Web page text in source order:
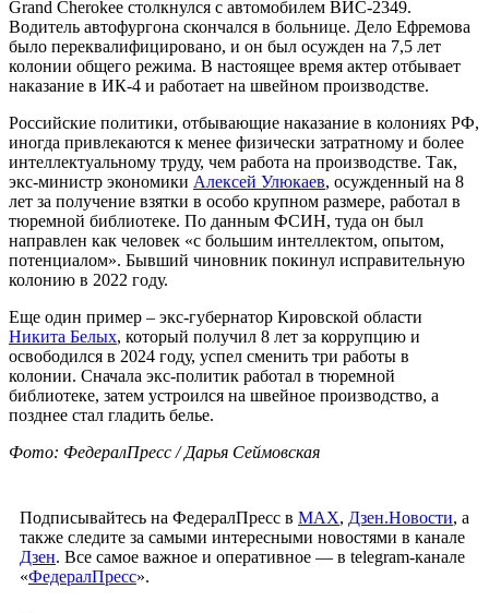
Grand Cherokee столкнулся с автомобилем ВИС-2349.
Водитель автофургона скончался в больнице. Дело Ефремова
было переквалифицировано, и он был осужден на 7,5 лет
колонии общего режима. В настоящее время актер отбывает
наказание в ИК-4 и работает на швейном производстве.
Российские политики, отбывающие наказание в колониях РФ,
иногда привлекаются к менее физически затратному и более
интеллектуальному труду, чем работа на производстве. Так,
экс-министр экономики Алексей Улюкаев, осужденный на 8
лет за получение взятки в особо крупном размере, работал в
тюремной библиотеке. По данным ФСИН, туда он был
направлен как человек «с большим интеллектом, опытом,
потенциалом». Бывший чиновник покинул исправительную
колонию в 2022 году.
Еще один пример – экс-губернатор Кировской области
Никита Белых, который получил 8 лет за коррупцию и
освободился в 2024 году, успел сменить три работы в
колонии. Сначала экс-политик работал в тюремной
библиотеке, затем устроился на швейное производство, а
позднее стал гладить белье.
Фото: ФедералПресс / Дарья Сеймовская
Подписывайтесь на ФедералПресс в МАХ, Дзен.Новости, а
также следите за самыми интересными новостями в канале
Дзен. Все самое важное и оперативное — в telegram-канале
«ФедералПресс».